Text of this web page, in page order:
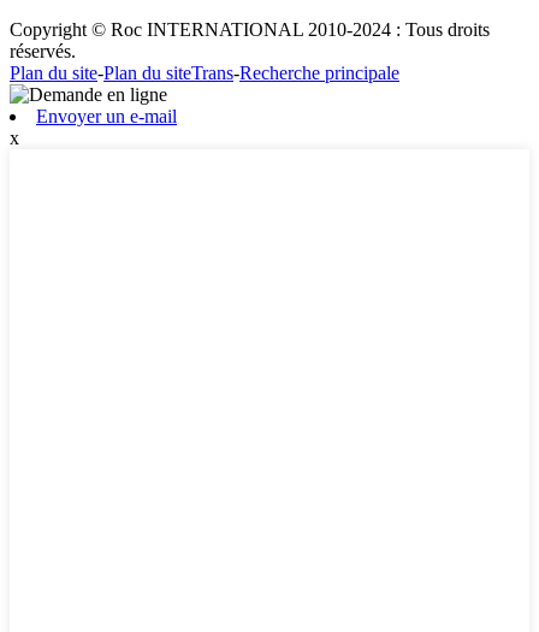
Copyright © Roc INTERNATIONAL 2010-2024 : Tous droits
réservés.
Plan du site-Plan du siteTrans-Recherche principale
Envoyer un e-mail
x